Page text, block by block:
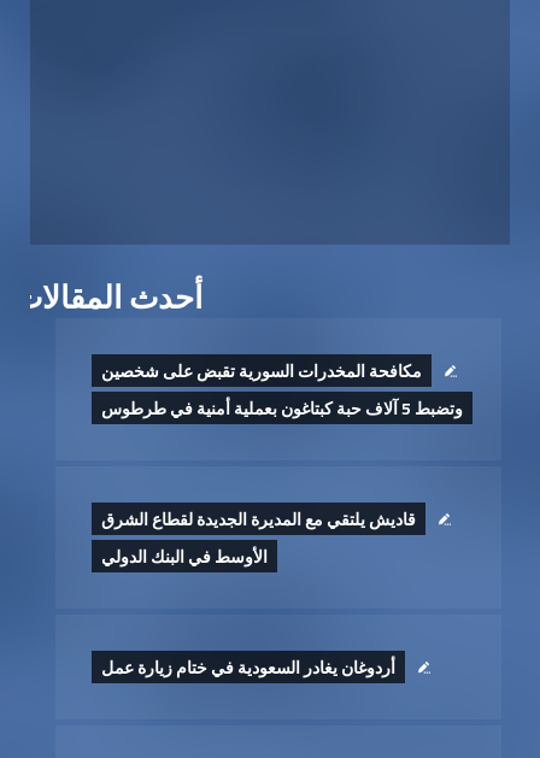
أحدث المقالات
مكافحة المخدرات السورية تقبض على شخصين
وتضبط 5 آلاف حبة كبتاغون بعملية أمنية في طرطوس
قاديش يلتقي مع المديرة الجديدة لقطاع الشرق
الأوسط في البنك الدولي
أردوغان يغادر السعودية في ختام زيارة عمل